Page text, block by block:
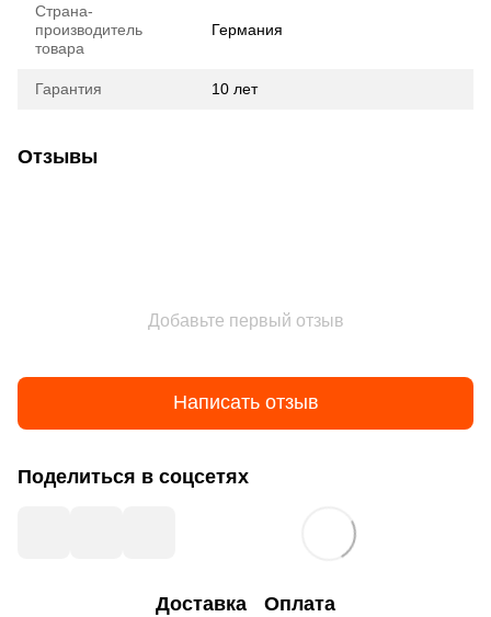
Страна-
производитель
товара
Германия
Гарантия 10 лет
Отзывы
Добавьте первый отзыв
Написать отзыв
Поделиться в соцсетях
Доставка Оплата